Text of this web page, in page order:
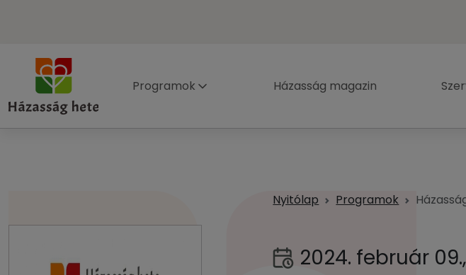
Programok Házasság magazin
Nyitólap Programok
2024. február